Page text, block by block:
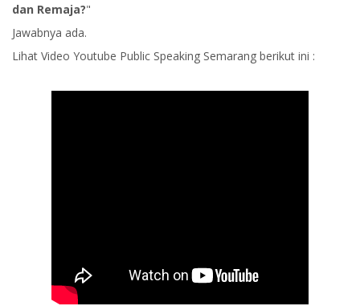
dan Remaja?"
Jawabnya ada.
Lihat Video Youtube Public Speaking Semarang berikut ini :